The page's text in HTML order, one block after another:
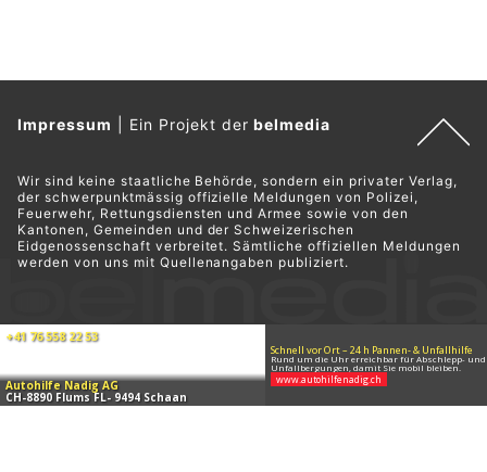
Impressum Ein Projekt derbelmedia
Wir sind keine staatliche Behörde, sondern ein privater Verlag,
der schwerpunktmässig offizielle Meldungen von Polizei,
Feuerwehr, Rettungsdiensten und Armee sowie von den
Kantonen, Gemeinden und der Schweizerischen
Eidgenossenschaft verbreitet. Sämtliche offiziellen Meldungen
werden von uns mit Quellenangaben publiziert.